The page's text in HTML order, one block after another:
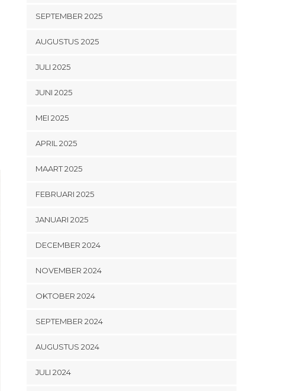
SEPTEMBER 2025
AUGUSTUS 2025
JULI 2025
JUNI 2025
MEI 2025
APRIL 2025
MAART 2025
FEBRUARI 2025
JANUARI 2025
DECEMBER 2024
NOVEMBER 2024
OKTOBER 2024
SEPTEMBER 2024
AUGUSTUS 2024
JULI 2024